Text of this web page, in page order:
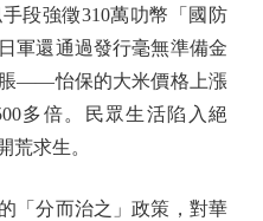
強徵310萬叻幣「國防
軍還通過發行毫無準備金
——怡保的大米價格上漲
多倍。民眾生活陷入絕
荒求生。
分而治之」政策，對華